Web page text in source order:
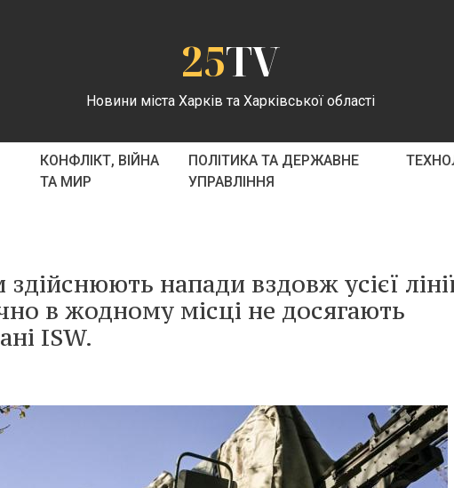
25TV
Новини міста Харків та Харківської області
КОНФЛІКТ, ВІЙНА
ТА МИР
ПОЛІТИКА ТА ДЕРЖАВНЕ
УПРАВЛІННЯ
здійснюють напади вздовж усієї
в жодному місці не досягають
ISW.